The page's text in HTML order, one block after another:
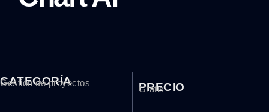
CATEGORÍA
Gestión de proyectos PRECIO
Gratis